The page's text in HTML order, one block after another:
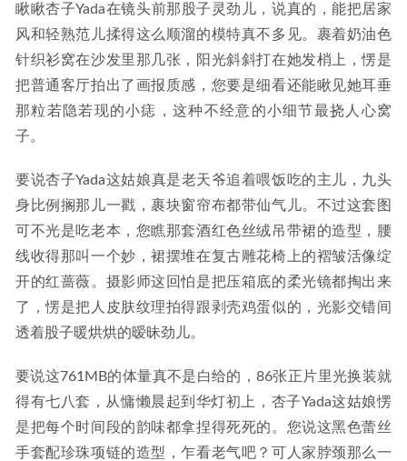
瞅瞅杏子Yada在镜头前那股子灵劲儿，说真的，能把居家
风和轻熟范儿揉得这么顺溜的模特真不多见。裹着奶油色
针织衫窝在沙发里那几张，阳光斜斜打在她发梢上，愣是
把普通客厅拍出了画报质感，您要是细看还能瞅见她耳垂
那粒若隐若现的小痣，这种不经意的小细节最挠人心窝
子。
要说杏子Yada这姑娘真是老天爷追着喂饭吃的主儿，九头
身比例搁那儿一戳，裹块窗帘布都带仙气儿。不过这套图
可不光是吃老本，您瞧那套酒红色丝绒吊带裙的造型，腰
线收得那叫一个妙，裙摆堆在复古雕花椅上的褶皱活像绽
开的红蔷薇。摄影师这回怕是把压箱底的柔光镜都掏出来
了，愣是把人皮肤纹理拍得跟剥壳鸡蛋似的，光影交错间
透着股子暖烘烘的暧昧劲儿。
要说这761MB的体量真不是白给的，86张正片里光换装就
得有七八套，从慵懒晨起到华灯初上，杏子Yada这姑娘愣
是把每个时间段的韵味都拿捏得死死的。您说这黑色蕾丝
手套配珍珠项链的造型，乍看老气吧？可人家脖颈那么一